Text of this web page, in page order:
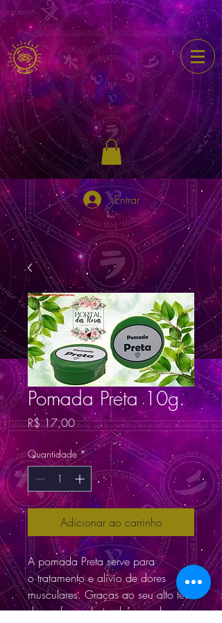
Entrar
Pomada Preta 10g.
R$ 17,00Preço
Quantidade *
Adicionar ao carrinho
A pomada Preta serve para
o tratamento e alivio de dores
musculares. Graças ao seu alto teor
de canfora, ela também pode ser